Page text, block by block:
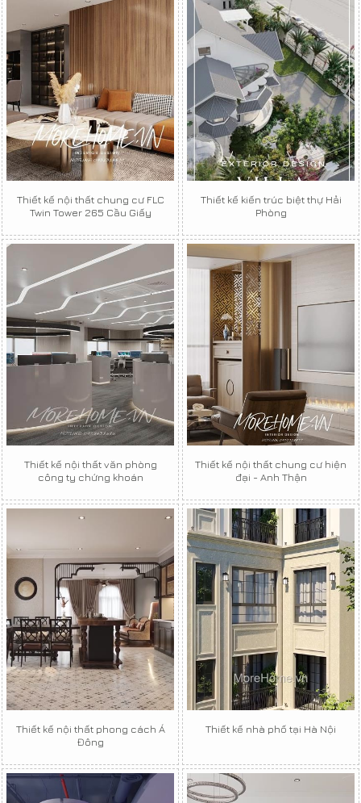
Thiết kế nội thất chung cư FLC
Twin Tower 265 Cầu Giấy
Thiết kế kiến trúc biệt thự Hải
Phòng
Thiết kế nội thất văn phòng
công ty chứng khoán
Thiết kế nội thất chung cư hiện
đại - Anh Thận
Thiết kế nội thất phong cách Á
Đông
Thiết kế nhà phố tại Hà Nội